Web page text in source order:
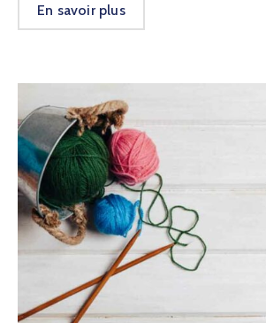
En savoir plus